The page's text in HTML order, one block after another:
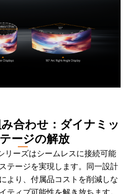
合わせ：ダイナミッ
ージの解放
リーズはシームレスに接続可能
テージを実現します。同一設計
より、付属品コストを削減しな